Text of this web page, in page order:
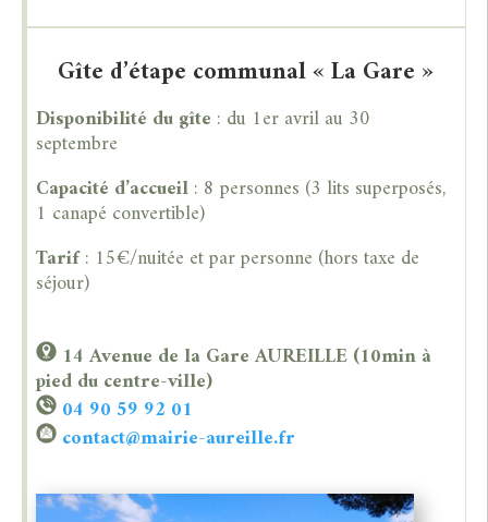
Gîte d’étape communal « La Gare »
Disponibilité du gîte : du 1er avril au 30
septembre
Capacité d’accueil: 8 personnes (3 lits superposés,
1 canapé convertible)
Tarif: 15€/nuitée et par personne (hors taxe de
séjour)
14 Avenue de la GareAUREILLE (10min à
pied du centre-ville)
04 90 59 92 01
contact@mairie-aureille.fr